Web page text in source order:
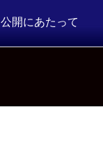
公開にあたって